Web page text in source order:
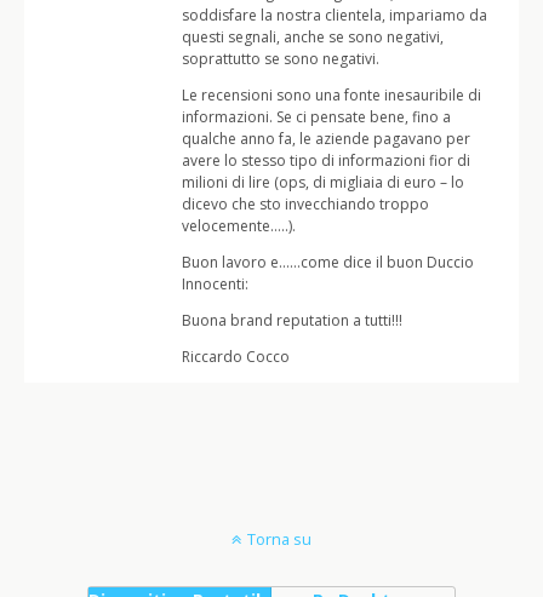
soddisfare la nostra clientela, impariamo da
questi segnali, anche se sono negativi,
soprattutto se sono negativi.
Le recensioni sono una fonte inesauribile di
informazioni. Se ci pensate bene, fino a
qualche anno fa, le aziende pagavano per
avere lo stesso tipo di informazioni fior di
milioni di lire (ops, di migliaia di euro – lo
dicevo che sto invecchiando troppo
velocemente…..).
Buon lavoro e……come dice il buon Duccio
Innocenti:
Buona brand reputation a tutti!!!
Riccardo Cocco
Torna su